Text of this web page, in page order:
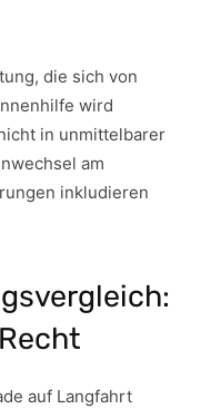
die sich von
wird
in unmittelbarer
am
inkludieren
auf Langfahrt